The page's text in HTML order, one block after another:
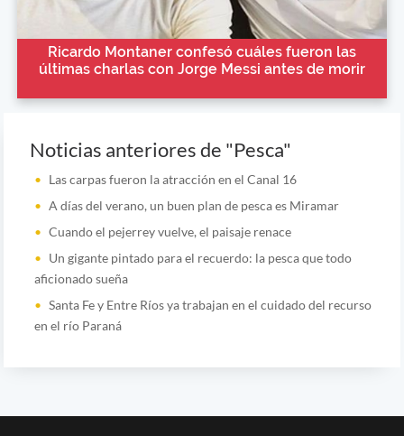
Ricardo Montaner confesó cuáles fueron las
últimas charlas con Jorge Messi antes de morir
Noticias anteriores de "Pesca"
Las carpas fueron la atracción en el Canal 16
A días del verano, un buen plan de pesca es Miramar
Cuando el pejerrey vuelve, el paisaje renace
Un gigante pintado para el recuerdo: la pesca que todo
aficionado sueña
Santa Fe y Entre Ríos ya trabajan en el cuidado del recurso
en el río Paraná